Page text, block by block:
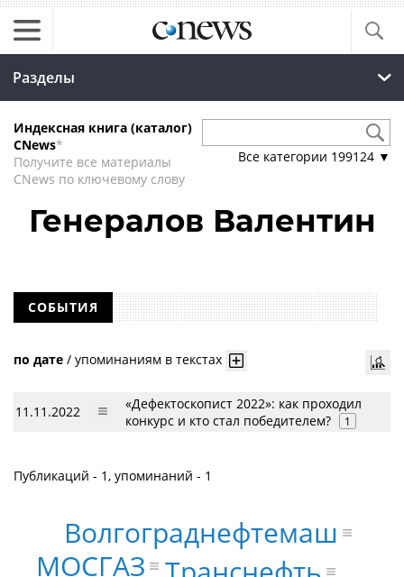
Разделы
Индексная книга (каталог)
CNews*
Получите все материалы
CNews по ключевому слову
Все категории 199124 ▼
Генералов Валентин
СОБЫТИЯ
по дате / упоминаниям в текстах
11.11.2022
«Дефектоскопист 2022»: как проходил
конкурс и кто стал победителем?
1
Публикаций - 1, упоминаний - 1
МОСГАЗ
Волгограднефтемаш